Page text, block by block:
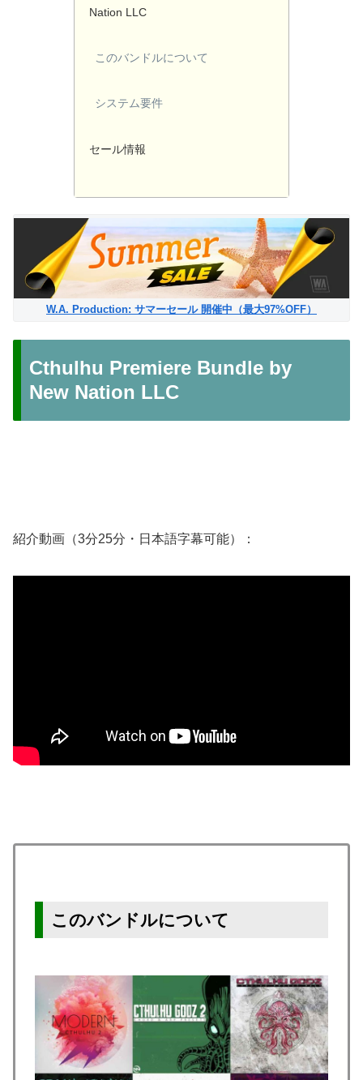
Nation LLC
このバンドルについて
システム要件
セール情報
W.A. Production: サマーセール 開催中（最大97%OFF）
Cthulhu Premiere Bundle by
New Nation LLC
紹介動画（3分25分・日本語字幕可能）：
このバンドルについて